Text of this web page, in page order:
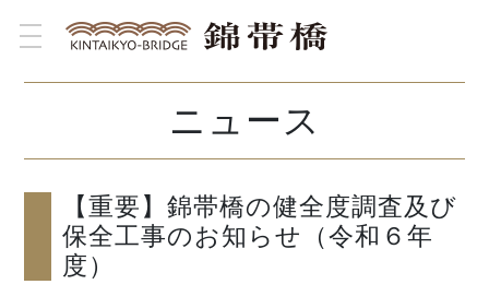
toggle navigation
ニュース
【重要】錦帯橋の健全度調査及び
保全工事のお知らせ（令和６年
度）